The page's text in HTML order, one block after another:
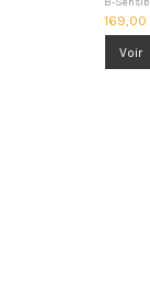
169,00
Voir